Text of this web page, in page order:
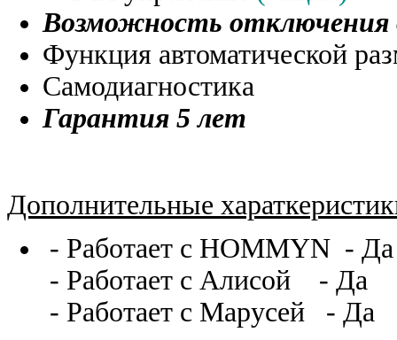
Возможность отключения
Функция автоматической
Самодиагностика
Гарантия 5 лет
Дополнительные
- Работает с HOMMYN - Да
- Работает с Алисой - Да
- Работает с Марусей - Да